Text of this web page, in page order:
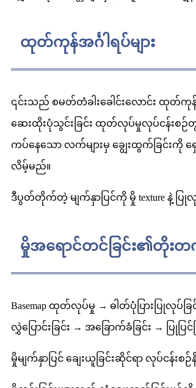
ထုတ်ကုန်အင်္ဂါရပ်များ
၎င်းသည် စမတ်တံခါးခေါင်းလောင်း ထုတ်
ဆေးထိုးပုံသွင်းခြင်း ထုတ်လုပ်မှုလုပ်ငန်းစ
ကပ်နေသော လက်များမှ ချွေးထွက်ခြင်းကို
လိမ့်မည်။
ဒီပွတ်တိုက်တဲ့ မျက်နှာပြင်ကို မှို texture နဲ့ ပြု
မှိုအရောင်တင်ခြင်း၏တိုး
Basemap ထုတ်လုပ်မှု → ဓါတ်ပုံပြားပြုလုပ်
လွှဲပြောင်းခြင်း → အခြောက်ခံခြင်း → ပြုပ
မှိုမျက်နှာပြင် ချေးယူခြင်းဆိုင်ရာ လုပ်ငန်